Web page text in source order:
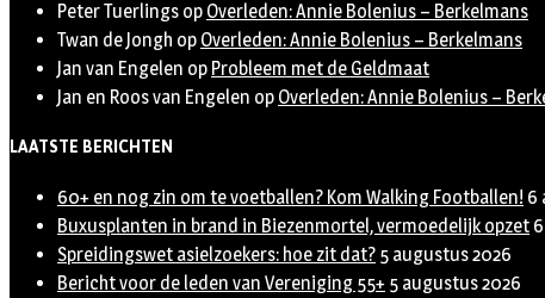
Peter Tuerlings op Overleden: Annie Bolenius – Berkelmans
Twan de Jongh op Overleden: Annie Bolenius – Berkelmans
Jan van Engelen op Probleem met de Geldmaat
Jan en Roos van Engelen op Overleden: Annie Bolenius –
LAATSTE BERICHTEN
60+ en nog zin om te voetballen? Kom Walking Footballen! 6
Buxusplanten in brand in Biezenmortel, vermoedelijk opzet
Spreidingswet asielzoekers: hoe zit dat? 5 augustus 2026
Bericht voor de leden van Vereniging 55+ 5 augustus 2026